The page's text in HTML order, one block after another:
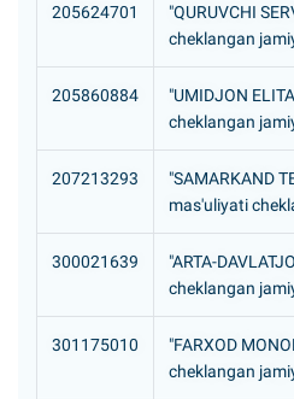
205624701
"QURUVCHI
cheklangan
205860884
"UMIDJON
cheklangan
207213293
"SAMARKAND
mas'uliyati
300021639
"ARTA-
cheklangan
301175010
"FARXOD
cheklangan